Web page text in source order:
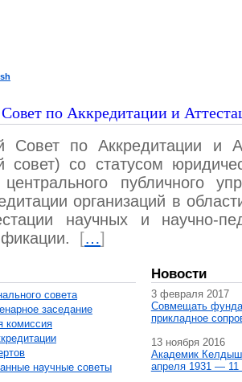
по Аккредитации и
Совет по Аккредитации и
совет) со статусом
публичного
организаций в
научных и научно-
[…]
совета
заседание
комисcия
научные советы
Новости
3 февраля 2017
Совмещать
прикладное
13 ноября 2016
Академик
апреля 1931 — 11